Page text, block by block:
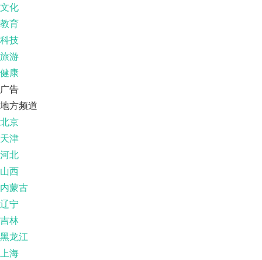
文化
教育
科技
旅游
健康
广告
地方频道
北京
天津
河北
山西
内蒙古
辽宁
吉林
黑龙江
上海